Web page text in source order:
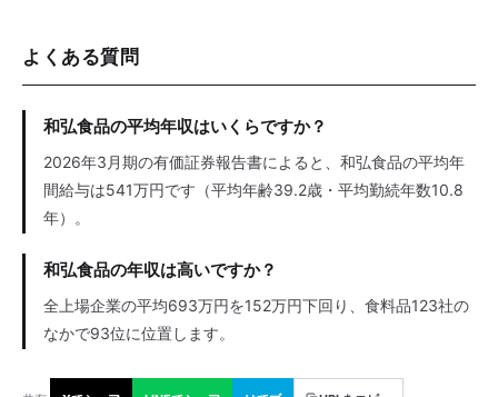
よくある質問
和弘食品の平均年収はいくらですか？
2026年3月期の有価証券報告書によると、和弘食品の平均年
間給与は541万円です（平均年齢39.2歳・平均勤続年数10.8
年）。
和弘食品の年収は高いですか？
全上場企業の平均693万円を152万円下回り、食料品123社の
なかで93位に位置します。